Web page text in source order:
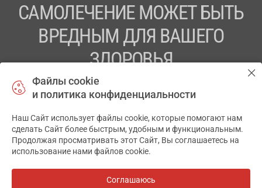
САМОЛЕЧЕНИЕ МОЖЕТ БЫТЬ
ВРЕДНЫМ ДЛЯ ВАШЕГО
ЗДОРОВЬЯ
ПЕРЕД ПРИМЕНЕНИЕМ ПРЕПАРАТА
ПРОКОНСУЛЬТИРУЙТЕСЬ С ВРАЧОМ
ТОВ «АПТЕКА 911.ЮА» Код ЄДРПОУ 43631965.
Отказ от ответственности
АПТЕКА911.ЮА
Файлы cookie
и политика конфиденциальности
Наш Сайт использует файлы cookie, которые помогают нам
сделать Сайт более быстрым, удобным и функциональным.
Продолжая просматривать этот Сайт, Вы соглашаетесь на
использование нами файлов cookie.
Соглашаюсь
✕